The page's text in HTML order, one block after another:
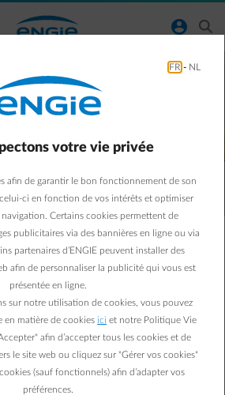
normal-account-circle search
d’énergie, déménager, ouvrir
et gaz naturel
FR - NL
votre vie privée
afin de garantir le bon fonctionnement de son
ci en fonction de vos intérêts et optimiser
Certains cookies permettent de
publicitaires via des bannières en ligne ou via
partenaires d’ENGIE peuvent installer des
afin de personnaliser la publicité qui vous est
présentée en ligne.
sur notre utilisation de cookies, vous pouvez
matière de cookies ici et notre Politique Vie
afin d’accepter tous les cookies et de
le site web ou cliquez sur "Gérer vos cookies"
(sauf fonctionnels) afin d’adapter vos
préférences.